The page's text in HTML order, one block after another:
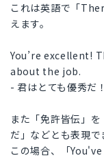
これは英語で「
えます。
You’re excellent!
about the job.
- 君はとても優秀だ
また「免許皆伝」
だ」などとも表現で
この場合、「